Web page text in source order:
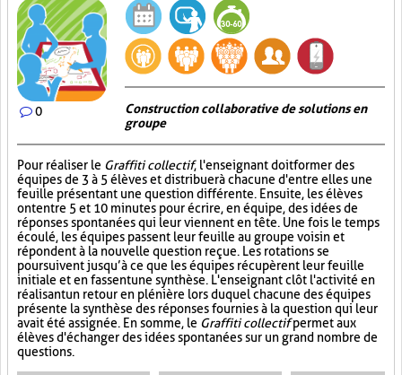
0
Construction collaborative de solutions en
groupe
Pour réaliser le Graffiti collectif, l'enseignant doit former des
équipes de 3 à 5 élèves et distribuer à chacune d'entre elles une
feuille présentant une question différente. Ensuite, les élèves
ont entre 5 et 10 minutes pour écrire, en équipe, des idées de
réponses spontanées qui leur viennent en tête. Une fois le temps
écoulé, les équipes passent leur feuille au groupe voisin et
répondent à la nouvelle question reçue. Les rotations se
poursuivent jusqu’à ce que les équipes récupèrent leur feuille
initiale et en fassent une synthèse. L'enseignant clôt l'activité en
réalisant un retour en plénière lors duquel chacune des équipes
présente la synthèse des réponses fournies à la question qui leur
avait été assignée. En somme, le Graffiti collectifpermet aux
élèves d'échanger des idées spontanées sur un grand nombre de
questions.